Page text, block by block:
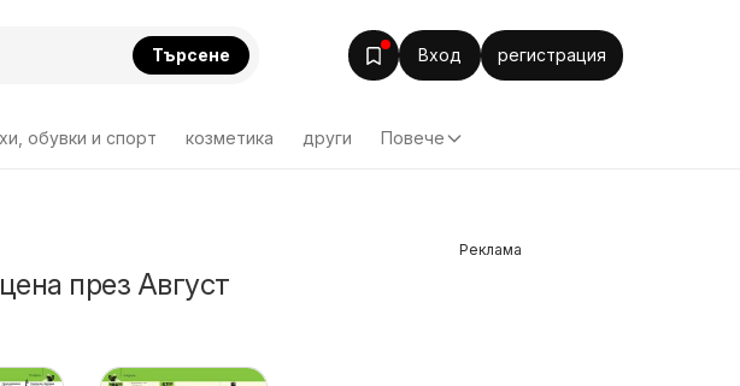
Търсене Вход регистрация
обувки и спорт козметика други Повече
през Август
Реклама